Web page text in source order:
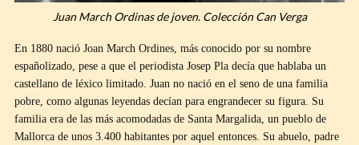
Juan March Ordinas de joven. Colección Can Verga
En 1880 nació Joan March Ordines, más conocido por su nombre
españolizado, pese a que el periodista Josep Pla decía que hablaba un
castellano de léxico limitado. Juan no nació en el seno de una familia
pobre, como algunas leyendas decían para engrandecer su figura. Su
familia era de las más acomodadas de Santa Margalida, un pueblo de
Mallorca de unos 3.400 habitantes por aquel entonces. Su abuelo, padre